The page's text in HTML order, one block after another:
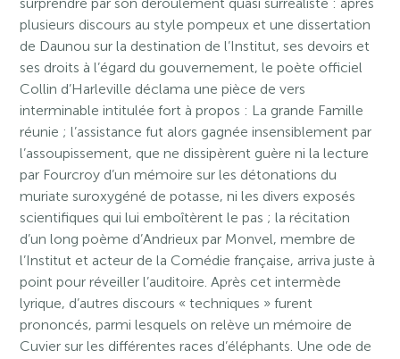
plusieurs discours au style pompeux et une dissertation
de Daunou sur la destination de l’Institut, ses devoirs et
ses droits à l’égard du gouvernement, le poète officiel
Collin d’Harleville déclama une pièce de vers
interminable intitulée fort à propos : La grande Famille
réunie ; l’assistance fut alors gagnée insensiblement par
l’assoupissement, que ne dissipèrent guère ni la lecture
par Fourcroy d’un mémoire sur les détonations du
muriate suroxygéné de potasse, ni les divers exposés
scientifiques qui lui emboîtèrent le pas ; la récitation
d’un long poème d’Andrieux par Monvel, membre de
l’Institut et acteur de la Comédie française, arriva juste à
point pour réveiller l’auditoire. Après cet intermède
lyrique, d’autres discours « techniques » furent
prononcés, parmi lesquels on relève un mémoire de
Cuvier sur les différentes races d’éléphants. Une ode de